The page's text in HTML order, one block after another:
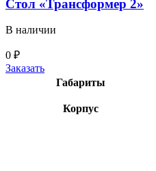
Стол «Трансформер 2»
В наличии
0 ₽
Заказать
Габариты
Корпус